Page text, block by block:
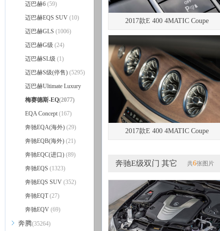
迈巴赫6 (59)
迈巴赫EQS SUV (10)
迈巴赫GLS (1006)
迈巴赫G级 (24)
迈巴赫SL级 (1)
迈巴赫S级(停售) (5295)
迈巴赫Ultimate Luxury
(152)
梅赛德斯-EQ(2077)
EQA Concept (167)
奔驰EQA(海外) (29)
奔驰EQB(海外) (21)
奔驰EQC(进口) (89)
奔驰EQS (1323)
奔驰EQS SUV (352)
奔驰EQT(27)
奔驰EQV (69)
奔腾(35264)
2017款E 400 4MATIC Coupe
2017款E 400 4MATIC Coupe
奔驰E级双门 其它 共6张图片